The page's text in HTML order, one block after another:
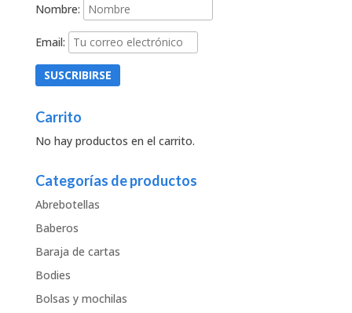
Nombre:
Email:
Carrito
No hay productos en el carrito.
Categorías de productos
Abrebotellas
Baberos
Baraja de cartas
Bodies
Bolsas y mochilas